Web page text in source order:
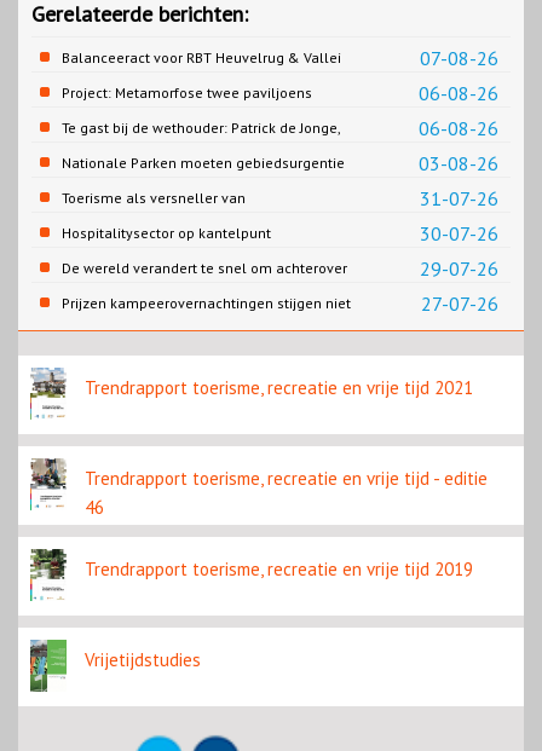
Gerelateerde berichten:
07-08-26
Balanceeract voor RBT Heuvelrug & Vallei
06-08-26
Project: Metamorfose twee paviljoens
Biesbosch MuseumEiland
06-08-26
Te gast bij de wethouder: Patrick de Jonge,
Gemeente Emmen
03-08-26
Nationale Parken moeten gebiedsurgentie
en beleidsurgentie verbinden
31-07-26
Toerisme als versneller van
retailtransformatie in Europese
30-07-26
Hospitalitysector op kantelpunt
29-07-26
De wereld verandert te snel om achterover
te leunen
27-07-26
Prijzen kampeerovernachtingen stijgen niet
overal
Trendrapport toerisme, recreatie en vrije tijd 2021
Trendrapport toerisme, recreatie en vrije tijd - editie
46
Trendrapport toerisme, recreatie en vrije tijd 2019
Vrijetijdstudies